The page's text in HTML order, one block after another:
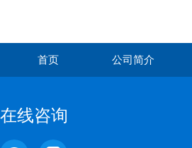
首页 公司简介
在线咨询